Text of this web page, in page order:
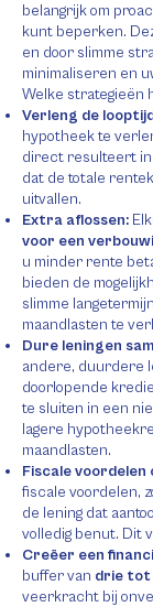
belangrijk om
kunt beperken.
en door slimme
minimaliseren en
Welke strategieën
Verleng de
hypotheek te
direct resulteert in
dat de totale
uitvallen.
Extra aflossen:
voor een
u minder rente
bieden de
slimme
maandlasten te
Dure leningen
andere, duurdere
doorlopende
te sluiten in een
lagere
maandlasten.
Fiscale
fiscale voordelen,
de lening dat
volledig benut. Dit
Creëer een
buffer van drie tot
veerkracht bij